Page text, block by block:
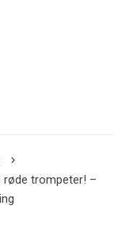
røde trompeter! –